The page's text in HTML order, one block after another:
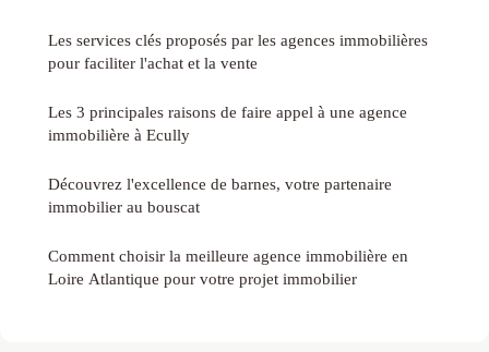
Les services clés proposés par les agences immobilières
pour faciliter l'achat et la vente
Les 3 principales raisons de faire appel à une agence
immobilière à Ecully
Découvrez l'excellence de barnes, votre partenaire
immobilier au bouscat
Comment choisir la meilleure agence immobilière en
Loire Atlantique pour votre projet immobilier